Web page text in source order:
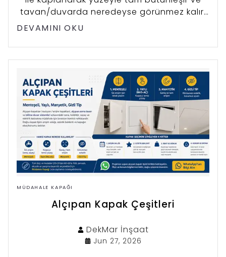
tavan/duvarda neredeyse görünmez kalır.
Estetiğin öncelik olduğu dekoratif mekanlar
DEVAMINI OKU
MÜDAHALE KAPAĞI
Alçıpan Kapak Çeşitleri
DekMar İnşaat
Jun 27, 2026